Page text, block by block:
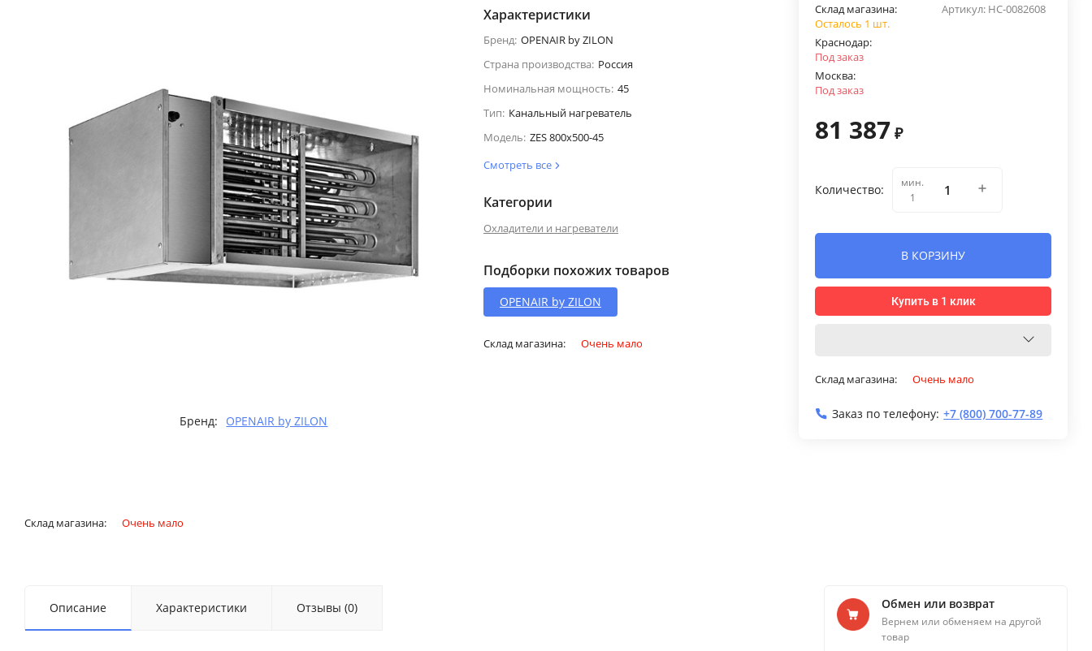
Бренд: OPENAIR by ZILON
Характеристики
Бренд: OPENAIR by ZILON
Страна производства: Россия
Номинальная мощность: 45
Тип: Канальный нагреватель
Модель: ZES 800х500-45
Смотреть все
Категории
Охладители и нагреватели
Подборки похожих товаров
OPENAIR by ZILON
Склад магазина: Очень мало
Артикул: НС-0082608
Склад магазина:
Осталось 1 шт.
Краснодар:
Под заказ
Москва:
Под заказ
81 387 ₽
Количество:
мин.
1
В КОРЗИНУ
Купить в 1 клик
Склад магазина: Очень мало
Заказ по телефону: +7 (800) 700-77-89
Склад магазина: Очень мало
Описание Характеристики Отзывы (0) Обмен или возврат
Вернем или обменяем на другой
товар